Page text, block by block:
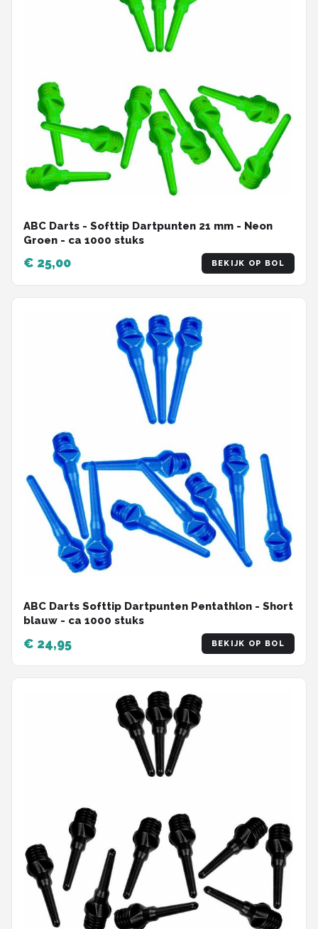
ABC Darts - Softtip Dartpunten 21 mm - Neon
Groen - ca 1000 stuks
€ 25,00 BEKIJK OP BOL
ABC Darts Softtip Dartpunten Pentathlon - Short
blauw - ca 1000 stuks
€ 24,95 BEKIJK OP BOL